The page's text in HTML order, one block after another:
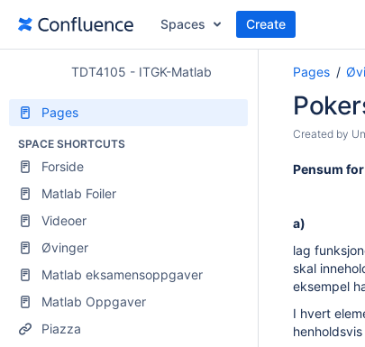
Spaces Create
TDT4105 - ITGK-Matlab
Pages
SPACE SHORTCUTS
Forside
Matlab Foiler
Videoer
Øvinger
Matlab eksamensoppgaver
Matlab Oppgaver
Piazza
Pages
Created by
Pensum for
a)
lag
skal
eksempel
I hvert